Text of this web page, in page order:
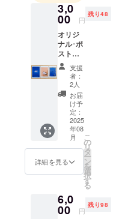
3,0
00 円
残り48
オリジ
ナル･ポ
スト
カード
セット
とオリ
ジナル
スト
ラッ
プ オ
リジナ
ルスト
ラッ
プ 4㌢
×2.5㌢
支援
者：
2人
お届
け予
定：
2025
年08
月
詳細を見る
こ
の
リ
タ
ー
ン
を
選
択
す
る
6,0
00 円
残り98